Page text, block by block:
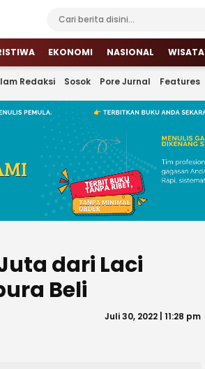
EKONOMI NASIONAL WISATA
Redaksi Sosok Pore Jurnal Features
dari Laci
Beli
Juli 30, 2022 | 11:28 pm